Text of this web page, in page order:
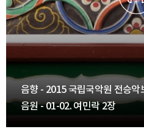
음향 - 2015 국립국악원 전승
음원 - 01-02. 여민락 2장